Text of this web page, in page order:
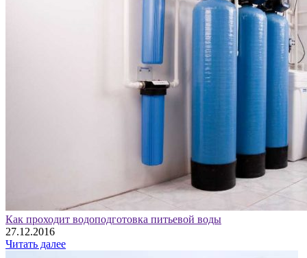
Как проходит водоподготовка питьевой воды
27.12.2016
Читать далее